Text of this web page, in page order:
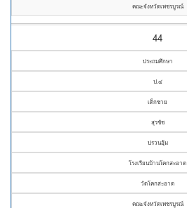
คณะจังหวัดเพชรบูรณ์
44
ประถมศึกษา
ป.๔
เด็กชาย
สุรชัช
ปรวนอุ้ม
โรงเรียนบ้านโคกสะอาด
วัดโคกสะอาด
คณะจังหวัดเพชรบูรณ์